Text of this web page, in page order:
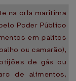
na orla marítima
Poder Público
em palitos
ou camarão),
de gás ou
de alimentos,